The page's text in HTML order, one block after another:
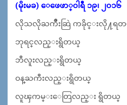
(မိုးမခ) ေဖေဖာ္၀ါရီ ၁၉၊ ၂၀၁၆
လိုသလိုႀကိဳးဆြဲ ကခိုင္​းလို႔ရ
ဘုရင္​လည္​းရွိတယ္​
ဘီလူးလည္​းရွိတယ္​
ဝန္​ႀကီးလည္​းရွိတယ္​
လူၾကမ္​း​ေတြလည္​း ရွိတယ္​